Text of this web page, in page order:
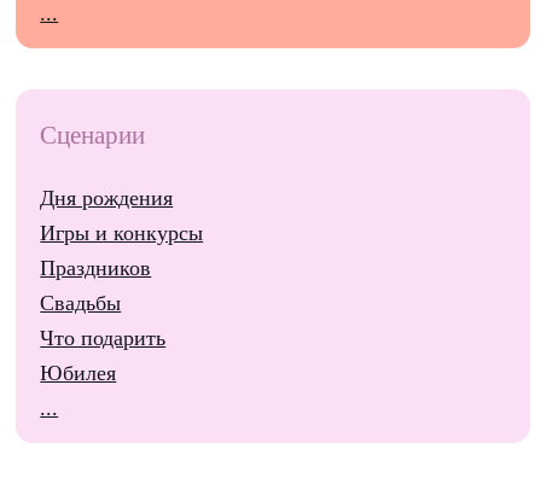
...
Сценарии
Дня рождения
Игры и конкурсы
Праздников
Свадьбы
Что подарить
Юбилея
...